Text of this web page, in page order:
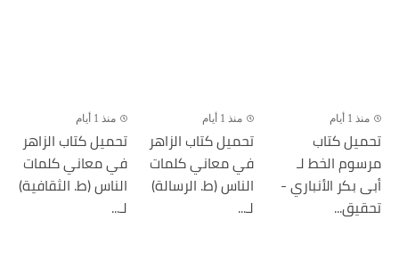
منذ 1 أيام
تحميل كتاب
مرسوم الخط لـ
أبى بكر الأنباري -
تحقيق...
منذ 1 أيام
تحميل كتاب الزاهر
في معاني كلمات
الناس (ط. الرسالة)
لـ...
منذ 1 أيام
تحميل كتاب الزاهر
في معاني كلمات
الناس (ط. الثقافية)
لـ...